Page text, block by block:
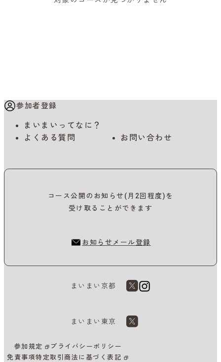
参加者登録
まいまいってなに？
よくある質問
お問い合わせ
コース公開のお知らせ(月2回程度)を
受け取ることができます
お知らせメール登録
まいまい京都
まいまい東京
参加規定
プライバシーポリシー
免責事項特定取引商法に基づく表記